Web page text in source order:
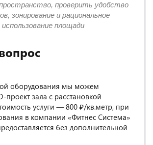
оборудования мы можем
проект зала с расстановкой
услуги — 800 ₽/кв.метр, при
в компании «Фитнес Система»
без дополнительной
проверить удобство
зонирование и рациональное
использование площади